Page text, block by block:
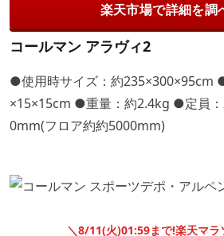
楽天市場で詳細を調
コールマン アラヴィ2
●使用時サイズ：約235×300×95cm
×15×15cm ●重量：約2.4kg ●定員
0mm(フロア約約5000mm)
＼8/11(火)01:59まで!楽天マラ